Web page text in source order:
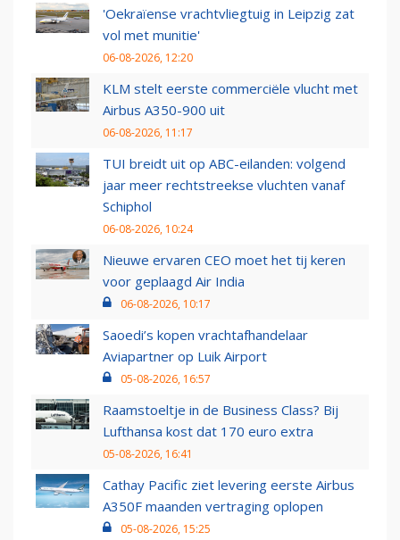
'Oekraïense vrachtvliegtuig in Leipzig zat
vol met munitie'
06-08-2026, 12:20
KLM stelt eerste commerciële vlucht met
Airbus A350-900 uit
06-08-2026, 11:17
TUI breidt uit op ABC-eilanden: volgend
jaar meer rechtstreekse vluchten vanaf
Schiphol
06-08-2026, 10:24
Nieuwe ervaren CEO moet het tij keren
voor geplaagd Air India
06-08-2026, 10:17
Saoedi’s kopen vrachtafhandelaar
Aviapartner op Luik Airport
05-08-2026, 16:57
Raamstoeltje in de Business Class? Bij
Lufthansa kost dat 170 euro extra
05-08-2026, 16:41
Cathay Pacific ziet levering eerste Airbus
A350F maanden vertraging oplopen
05-08-2026, 15:25